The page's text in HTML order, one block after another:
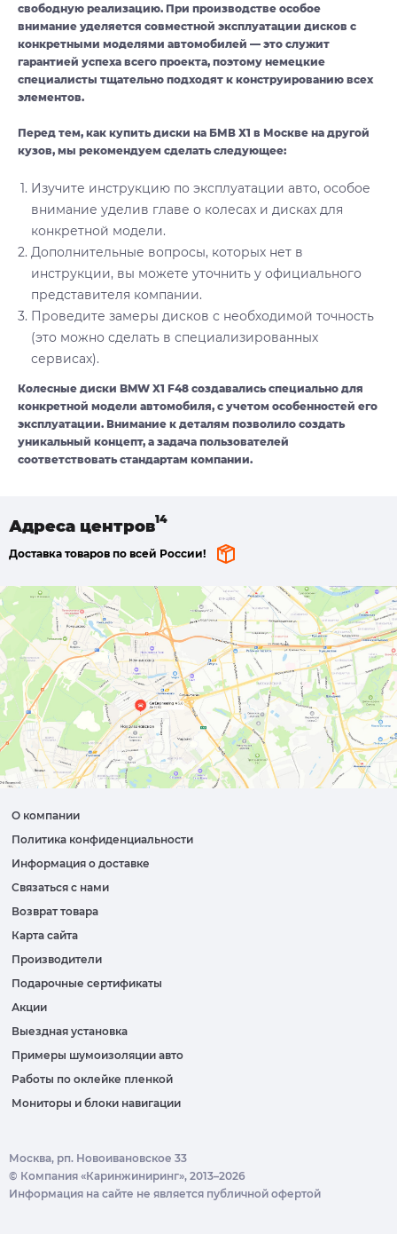
свободную реализацию. При производстве особое
внимание уделяется совместной эксплуатации дисков с
конкретными моделями автомобилей — это служит
гарантией успеха всего проекта, поэтому немецкие
специалисты тщательно подходят к конструированию всех
элементов.
Перед тем, как купить диски на БМВ Х1 в Москве на другой
кузов, мы рекомендуем сделать следующее:
Изучите инструкцию по эксплуатации авто, особое
внимание уделив главе о колесах и дисках для
конкретной модели.
Дополнительные вопросы, которых нет в
инструкции, вы можете уточнить у официального
представителя компании.
Проведите замеры дисков с необходимой точность
(это можно сделать в специализированных
сервисах).
Колесные диски BMW X1 F48 создавались специально для
конкретной модели автомобиля, с учетом особенностей его
эксплуатации. Внимание к деталям позволило создать
уникальный концепт, а задача пользователей
соответствовать стандартам компании.
Адреса центров
Доставка товаров по всей России!
О компании
Политика конфиденциальности
Информация о доставке
Связаться с нами
Возврат товара
Карта сайта
Производители
Подарочные сертификаты
Акции
Выездная установка
Примеры шумоизоляции авто
Работы по оклейке пленкой
Мониторы и блоки навигации
© Компания «Каринжиниринг», 2013–2026
Москва, рп. Новоивановское 33
Информация на сайте не является публичной офертой